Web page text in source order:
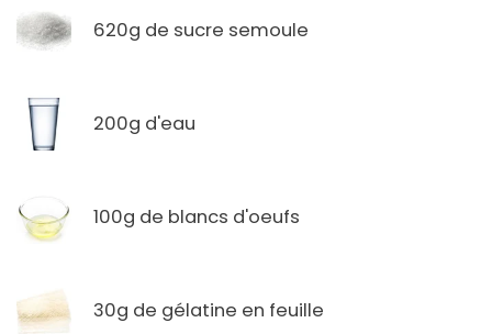
620g de sucre semoule
200g d'eau
100g de blancs d'oeufs
30g de gélatine en feuille